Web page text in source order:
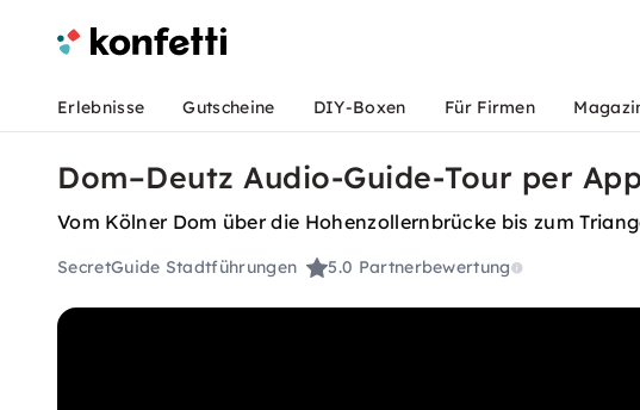
Erlebnisse Gutscheine DIY-Boxen Für Firmen
Dom–Deutz Audio-Guide-Tour per
Vom Kölner Dom über die Hohenzollernbrücke bis zum
SecretGuide Stadtführungen 5.0 Partnerbewertung